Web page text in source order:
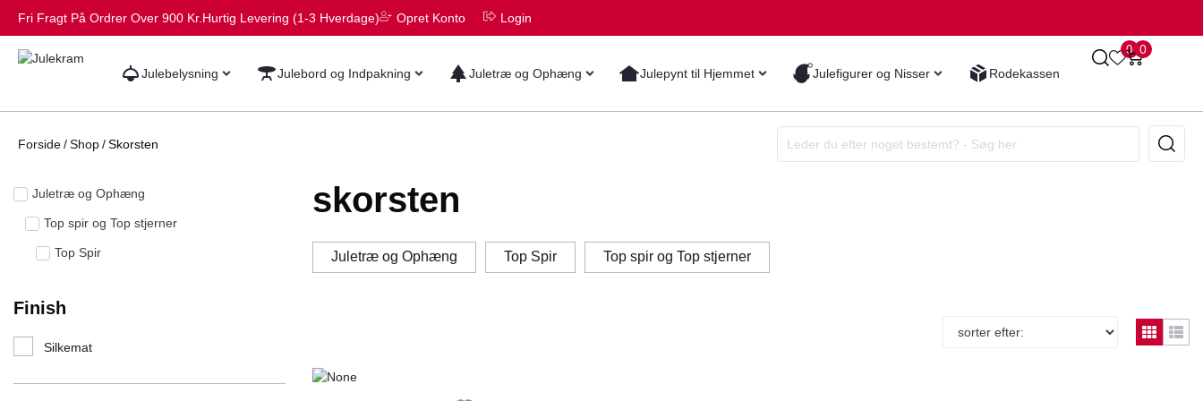
Fri Fragt På Ordrer Over 900 Kr. Hurtig Levering (1-3 Hverdage) Opret Konto Login
Julebelysning Julebord og Indpakning Juletræ og Ophæng Julepynt til Hjemmet Julefigurer og Nisser Rodekassen
0 0
Forside/Shop/Skorsten
Juletræ og Ophæng
Top spir og Top stjerner
Top Spir
Finish
Silkemat
skorsten
Juletræ og Ophæng Top Spir Top spir og Top stjerner